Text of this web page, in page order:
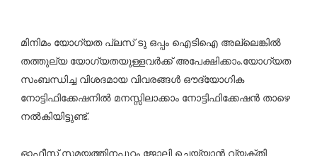
മിനിമം യോഗ്യത പ്ലസ് ടു ഒപ്പം ഐടിഐ അല്ലെങ്കിൽ
തത്തുല്യ യോഗ്യതയുള്ളവർക്ക് അപേക്ഷിക്കാം.യോഗ്യത
സംബന്ധിച്ച വിശദമായ വിവരങ്ങൾ ഔദ്യോഗിക
നോട്ടിഫിക്കേഷനിൽ മനസ്സിലാക്കാം നോട്ടിഫിക്കേഷൻ താഴെ
നൽകിയിട്ടുണ്ട്.
ഓഫീസ് സമയത്തിനപ്പുറം ജോലി ചെയ്യാൻ വ്യക്തി